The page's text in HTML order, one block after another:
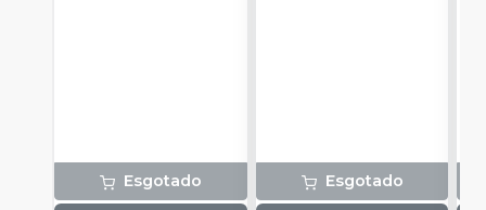
Esgotado Esgotado